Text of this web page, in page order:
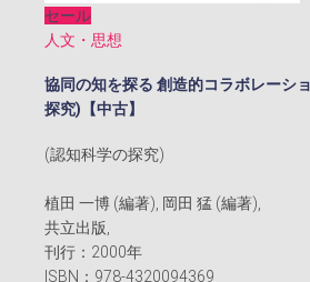
セール
人文・思想
協同の知を探る 創造的コラボレーシ
探究)【中古】
(認知科学の探究)
植田 一博 (編著), 岡田 猛 (編著),
共立出版,
刊行：2000年
ISBN：978-4320094369